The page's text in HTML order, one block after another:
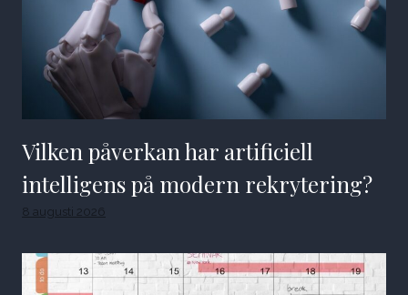
Vilken påverkan har artificiell
intelligens på modern rekrytering?
8 augusti 2026